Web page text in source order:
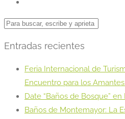
Entradas recientes
Feria Internacional de
Encuentro para los
Date “Baños de Bosque”
Baños de Montemayor: La